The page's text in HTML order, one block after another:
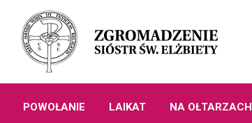
POWOŁANIE LAIKAT NA OŁTARZACH